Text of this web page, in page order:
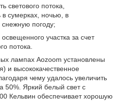
светового потока,
сумерках, ночью, в
погоду;
участка за счет
потока.
лампах Aozoom установлены
и высококачественное
чему удалось увеличить
50%. Яркий белый свет с
Кельвин обеспечивает хорошую